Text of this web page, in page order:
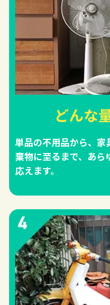
どんな
単品の不用品から、
棄物に至るまで、あら
応えます。